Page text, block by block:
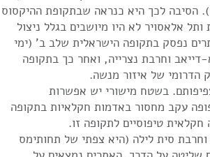
הסיבה לכך היא כנראה שבתקופת ההיקסוס
אלאסויר לא היו מיושבים בגלל ניצול
נפסק בתקופה הישראלית שלב ב' (ימי
וחרבת נצרייה, ואחר כך בתקופה
הדרומי של איזור מנשה.
בשטח מישורי יש אפשרות
עקב מחסור באדמות חקלאיות בתקופה
טיפוסיים לתקופה זו.
סית לילה (היא צפתי של תחותימס